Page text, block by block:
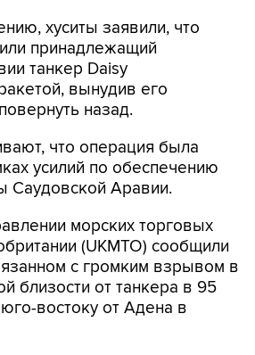
хуситы заявили, что
принадлежащий
танкер Daisy
вынудив его
назад.
что операция была
усилий по обеспечению
Саудовской Аравии.
морских торговых
(UKMTO) сообщили
с громким взрывом в
близости от танкера в 95
востоку от Адена в